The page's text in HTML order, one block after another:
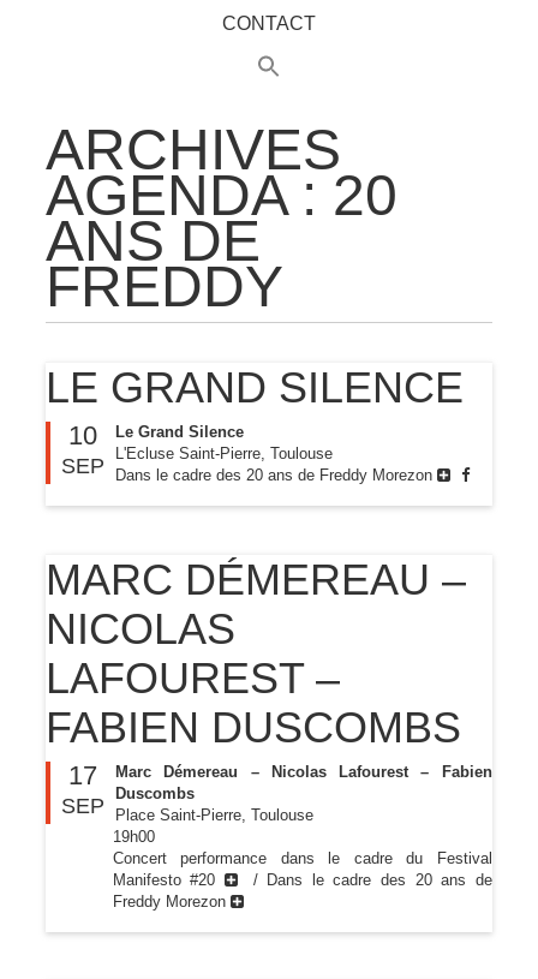
CONTACT
ARCHIVES
AGENDA : 20
ANS DE
FREDDY
LE GRAND SILENCE
10
SEP
Le Grand Silence
L'Ecluse Saint-Pierre, Toulouse
Dans le cadre des 20 ans de Freddy Morezon
MARC DÉMEREAU –
NICOLAS
LAFOUREST –
FABIEN DUSCOMBS
17
SEP
Marc Démereau – Nicolas Lafourest – Fabien
Duscombs
Place Saint-Pierre, Toulouse
19h00
Concert performance dans le cadre du Festival
Manifesto #20
/ Dans le cadre des 20 ans de
Freddy Morezon